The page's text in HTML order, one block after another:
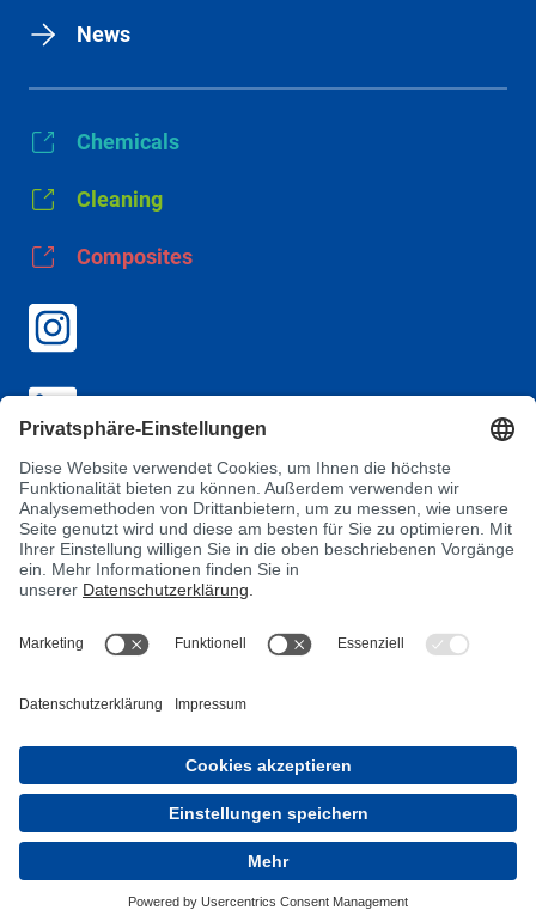
News
Chemicals
Cleaning
Composites
AGB
Datenschutz
Impressum
Einkaufsbedingungen
Verhaltenskodex für Lieferant:innen
Notfallhotline Giftzentrale